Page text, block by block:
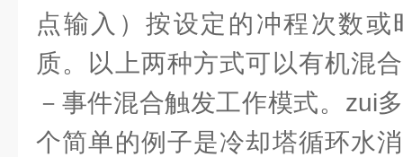
点输入）按设定的冲程次数
质。以上两种方式可以有机混
－事件混合触发工作模式。zui
个简单的例子是冷却塔循环水